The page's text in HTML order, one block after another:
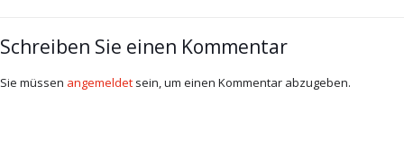
Schreiben Sie einen Kommentar
Sie müssen angemeldet sein, um einen Kommentar abzugeben.